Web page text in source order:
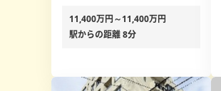
11,400万円～11,400万円
駅からの距離 8分